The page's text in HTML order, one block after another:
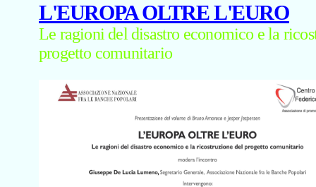
L'EUROPA OLTRE L'EURO
Le ragioni del disastro economico e la
progetto comunitario